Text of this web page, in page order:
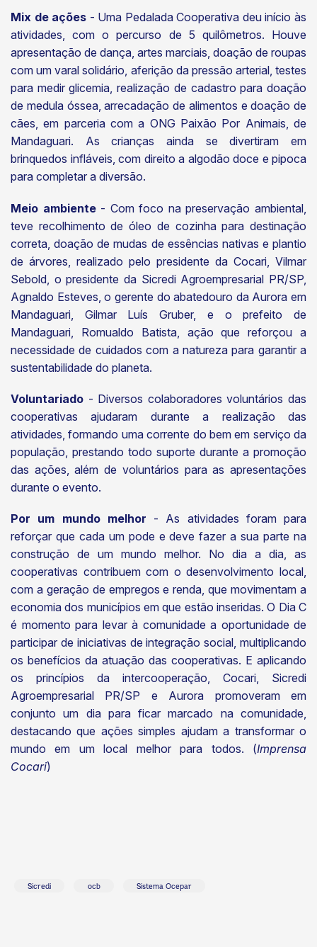
Mix de ações - Uma Pedalada Cooperativa deu início às
atividades, com o percurso de 5 quilômetros. Houve
apresentação de dança, artes marciais, doação de roupas
com um varal solidário, aferição da pressão arterial, testes
para medir glicemia, realização de cadastro para doação
de medula óssea, arrecadação de alimentos e doação de
cães, em parceria com a ONG Paixão Por Animais, de
Mandaguari. As crianças ainda se divertiram em
brinquedos infláveis, com direito a algodão doce e pipoca
para completar a diversão.
Meio ambiente - Com foco na preservação ambiental,
teve recolhimento de óleo de cozinha para destinação
correta, doação de mudas de essências nativas e plantio
de árvores, realizado pelo presidente da Cocari, Vilmar
Sebold, o presidente da Sicredi Agroempresarial PR/SP,
Agnaldo Esteves, o gerente do abatedouro da Aurora em
Mandaguari, Gilmar Luís Gruber, e o prefeito de
Mandaguari, Romualdo Batista, ação que reforçou a
necessidade de cuidados com a natureza para garantir a
sustentabilidade do planeta.
Voluntariado - Diversos colaboradores voluntários das
cooperativas ajudaram durante a realização das
atividades, formando uma corrente do bem em serviço da
população, prestando todo suporte durante a promoção
das ações, além de voluntários para as apresentações
durante o evento.
Por um mundo melhor - As atividades foram para
reforçar que cada um pode e deve fazer a sua parte na
construção de um mundo melhor. No dia a dia, as
cooperativas contribuem com o desenvolvimento local,
com a geração de empregos e renda, que movimentam a
economia dos municípios em que estão inseridas. O Dia C
é momento para levar à comunidade a oportunidade de
participar de iniciativas de integração social, multiplicando
os benefícios da atuação das cooperativas. E aplicando
os princípios da intercooperação, Cocari, Sicredi
Agroempresarial PR/SP e Aurora promoveram em
conjunto um dia para ficar marcado na comunidade,
destacando que ações simples ajudam a transformar o
mundo em um local melhor para todos. (Imprensa
Cocari)
Sicredi ocb Sistema Ocepar